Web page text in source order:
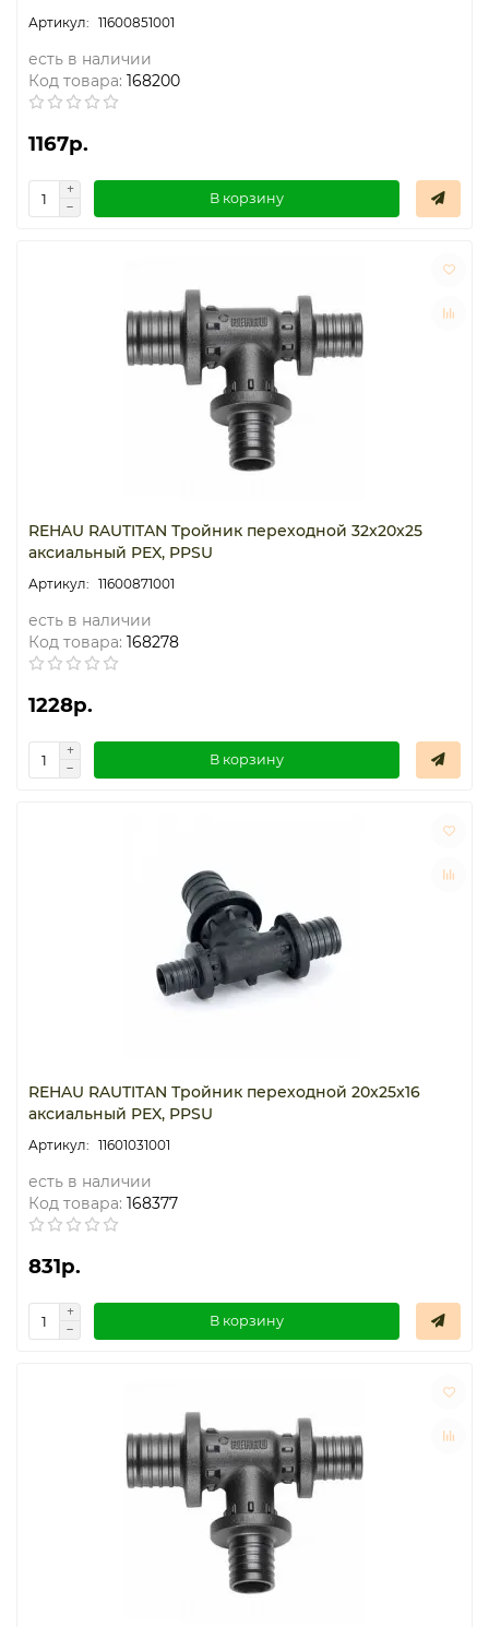
11600851001
есть в наличии
Код товара: 168200
1167р.
В корзину
REHAU RAUTITAN Тройник переходной 32x20x25
аксиальный PEX, PPSU
11600871001
есть в наличии
Код товара: 168278
1228р.
В корзину
REHAU RAUTITAN Тройник переходной 20x25x16
аксиальный PEX, PPSU
11601031001
есть в наличии
Код товара: 168377
831р.
В корзину